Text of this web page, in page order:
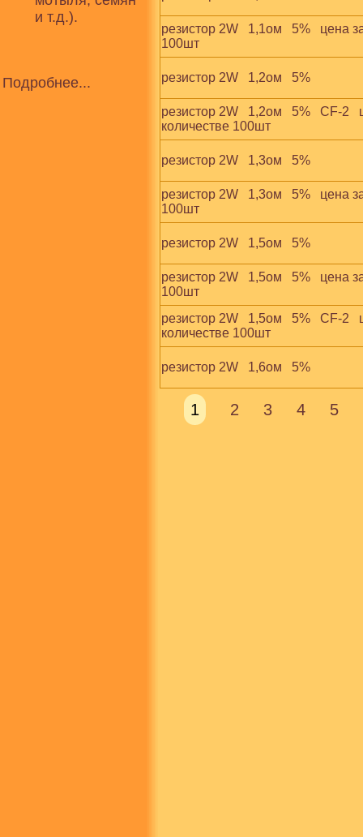
и т.д.).
Подробнее...
резистор 2W   1,1ом   5%   цена
100шт
резистор 2W   1,2ом   5%
резистор 2W   1,2ом   5%   CF-2
количестве 100шт
резистор 2W   1,3ом   5%
резистор 2W   1,3ом   5%   цена
100шт
резистор 2W   1,5ом   5%
резистор 2W   1,5ом   5%   цена
100шт
резистор 2W   1,5ом   5%   CF-2
количестве 100шт
резистор 2W   1,6ом   5%
1 2 3 4 5